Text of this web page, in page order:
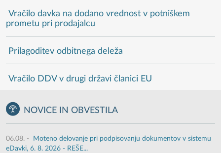
Vračilo davka na dodano vrednost v potniškem
prometu pri prodajalcu
Prilagoditev odbitnega deleža
Vračilo DDV v drugi državi članici EU
NOVICE IN OBVESTILA
06.08. -
Moteno delovanje pri podpisovanju dokumentov v sistemu
eDavki, 6. 8. 2026 - REŠE...